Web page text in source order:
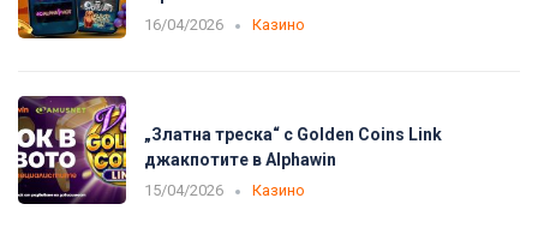
16/04/2026 Казино
„Златна треска“ с Golden Coins Link
джакпотите в Alphawin
15/04/2026 Казино